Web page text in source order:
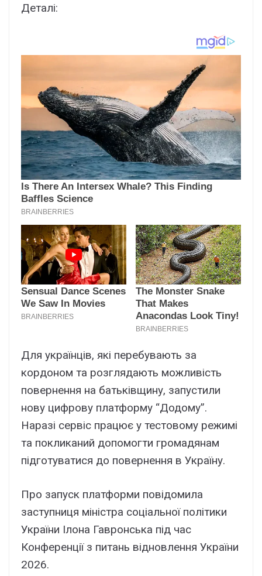
Деталі:
Для українців, які перебувають за
кордоном та розглядають можливість
повернення на батьківщину, запустили
нову цифрову платформу “Додому”.
Наразі сервіс працює у тестовому режимі
та покликаний допомогти громадянам
підготуватися до повернення в Україну.
Про запуск платформи повідомила
заступниця міністра соціальної політики
України Ілона Гавронська під час
Конференції з питань відновлення України
2026.